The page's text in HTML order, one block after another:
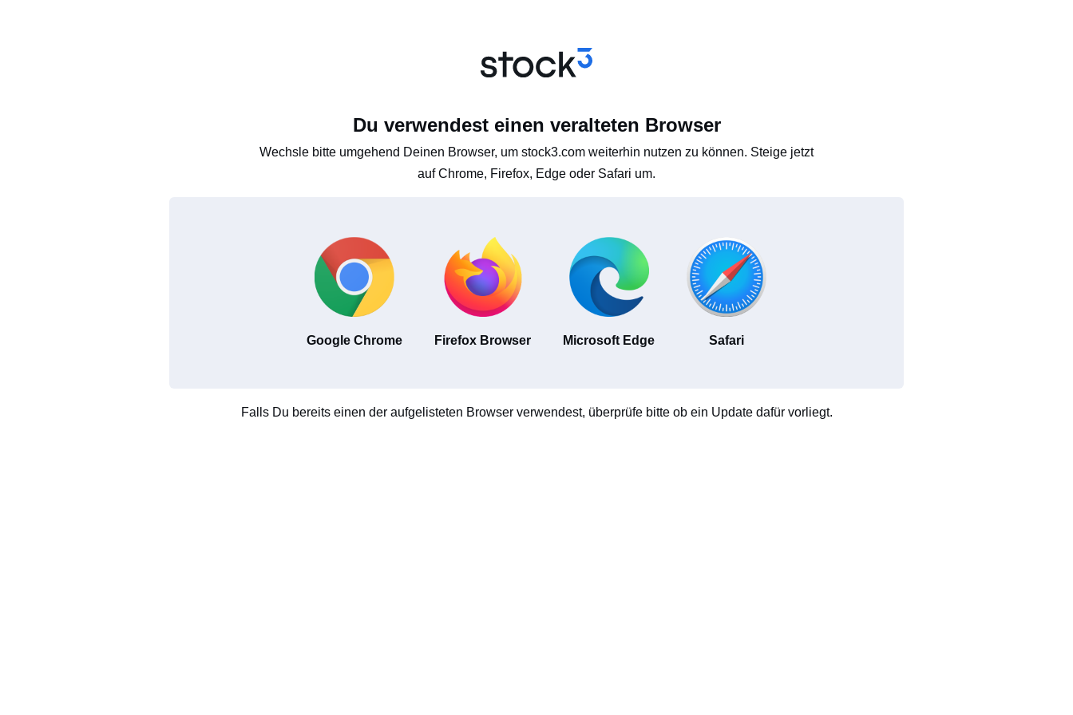
Du verwendest einen veralteten Browser
Wechsle bitte umgehend Deinen Browser, um stock3.com weiterhin nutzen zu können. Steige jetzt
auf Chrome, Firefox, Edge oder Safari um.
Google Chrome Firefox Browser Microsoft Edge Safari
Falls Du bereits einen der aufgelisteten Browser verwendest, überprüfe bitte ob ein Update dafür vorliegt.